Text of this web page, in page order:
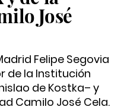
José
Felipe Segovia
de la Institución
de Kostka– y
Camilo José Cela.